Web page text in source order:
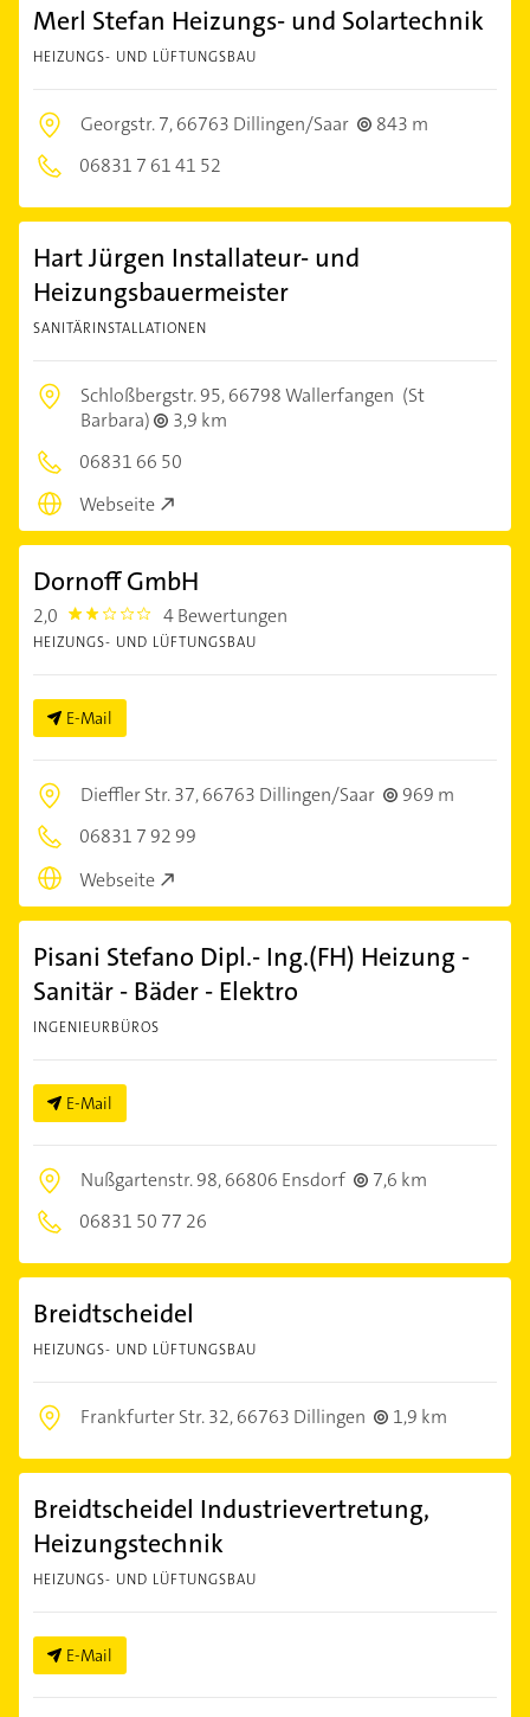
Merl Stefan Heizungs- und Solartechnik
HEIZUNGS- UND LÜFTUNGSBAU
Georgstr. 7,66763 Dillingen/Saar
843 m
06831 7 61 41 52
Hart Jürgen Installateur- und
Heizungsbauermeister
SANITÄRINSTALLATIONEN
Schloßbergstr. 95,66798 Wallerfangen (St
Barbara)
3,9 km
06831 66 50
Webseite
Dornoff GmbH
2,0 2.0 4 Bewertungen
HEIZUNGS- UND LÜFTUNGSBAU
E-Mail
Dieffler Str. 37,66763 Dillingen/Saar
969 m
06831 7 92 99
Webseite
Pisani Stefano Dipl.- Ing.(FH) Heizung -
Sanitär - Bäder - Elektro
INGENIEURBÜROS
E-Mail
Nußgartenstr. 98,66806 Ensdorf
7,6 km
06831 50 77 26
Breidtscheidel
HEIZUNGS- UND LÜFTUNGSBAU
Frankfurter Str. 32,66763 Dillingen 1,9 km
Breidtscheidel Industrievertretung,
Heizungstechnik
HEIZUNGS- UND LÜFTUNGSBAU
E-Mail